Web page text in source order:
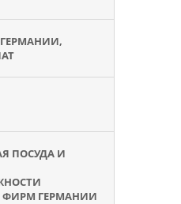
ПОСУДА И
ФИРМ ГЕРМАНИИ